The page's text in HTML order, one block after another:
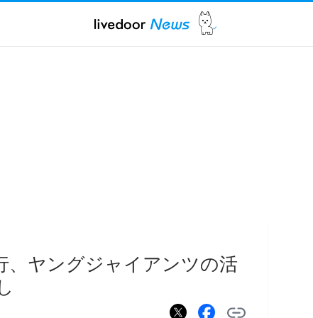
、ヤングジャイアンツの活